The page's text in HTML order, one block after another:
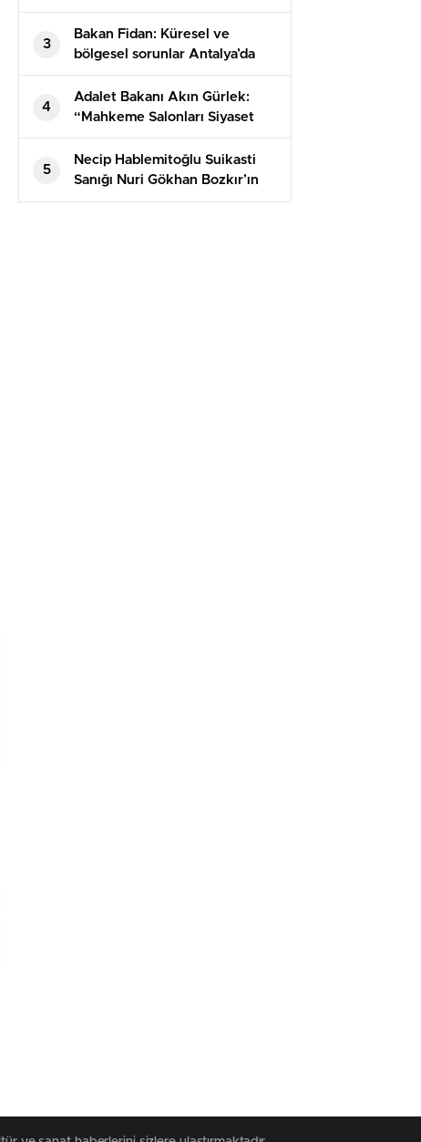
Eroğlu’nun iade talebi
reddedildi
3
Bakan Fidan: Küresel ve
bölgesel sorunlar Antalya’da
ortak akılla ele alınacak
4
Adalet Bakanı Akın Gürlek:
“Mahkeme Salonları Siyaset
Arenası Değildir”
5
Necip Hablemitoğlu Suikasti
Sanığı Nuri Gökhan Bozkır’ın
Tahliyesine Karar Verildi